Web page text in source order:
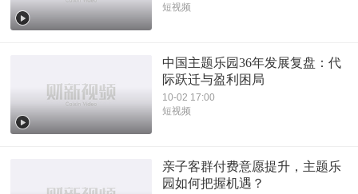
短视频
中国主题乐园36年发展复盘：代
际跃迁与盈利困局
10-02 17:00
短视频
亲子客群付费意愿提升，主题乐
园如何把握机遇？